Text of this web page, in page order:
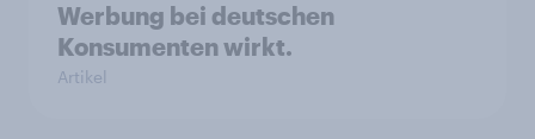
Werbung bei deutschen
Konsumenten wirkt.
Artikel